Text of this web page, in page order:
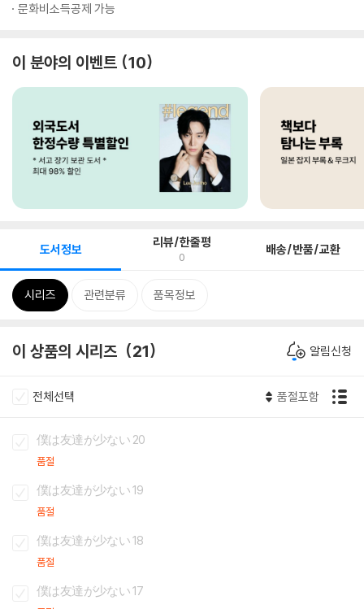
문화비소득공제 가능
이 분야의 이벤트 10
도서정보 리뷰/한줄평
0 배송/반품/교환
시리즈 관련분류 품목정보
이 상품의 시리즈 21 알림신청
전체선택 품절포함
僕は友達が少ない 20
품절
僕は友達が少ない 19
품절
僕は友達が少ない 18
품절
僕は友達が少ない 17